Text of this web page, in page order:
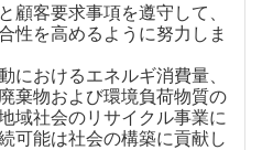
顧客要求事項を遵守して、
性を高めるように努力しま
におけるエネルギ消費量、
棄物および環境負荷物質の
域社会のリサイクル事業に
可能は社会の構築に貢献し